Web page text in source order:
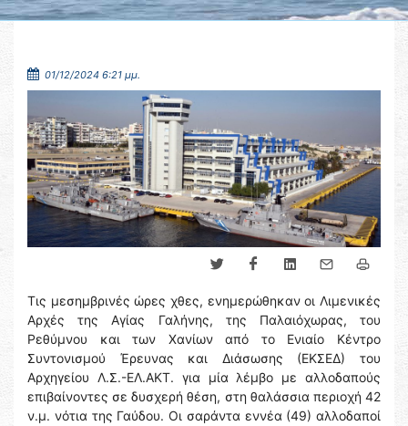
01/12/2024 6:21 μμ.
Τις μεσημβρινές ώρες χθες, ενημερώθηκαν οι Λιμενικές
Αρχές της Αγίας Γαλήνης, της Παλαιόχωρας, του
Ρεθύμνου και των Χανίων από το Ενιαίο Κέντρο
Συντονισμού Έρευνας και Διάσωσης (ΕΚΣΕΔ) του
Αρχηγείου Λ.Σ.-ΕΛ.ΑΚΤ. για μία λέμβο με αλλοδαπούς
επιβαίνοντες σε δυσχερή θέση, στη θαλάσσια περιοχή 42
ν.μ. νότια της Γαύδου. Οι σαράντα εννέα (49) αλλοδαποί